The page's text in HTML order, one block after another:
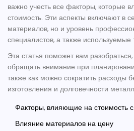
важно учесть все факторы, которые
стоимость. Эти аспекты включают в
материалов, но и уровень
специалистов, а также используемые
Эта статья поможет вам
обращать внимание при
также как можно сократить расходы
изготовления и долговечности
Факторы, влияющие на стоимость
Влияние материалов на цену